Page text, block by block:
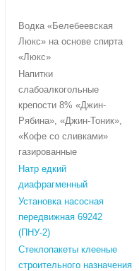
Водка «Белебеевская
Люкс» на основе спирта
«Люкс»
Напитки
слабоалкогольные
крепости 8% «Джин-
Рябина», «Джин-Тоник»,
«Кофе со сливками»
газированные
Натр едкий
диафрагменный
Установка насосная
передвижная 69242
(ПНУ-2)
Стеклопакеты клееные
строительного назначения